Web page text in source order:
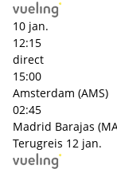
10 jan.
12:15
direct
15:00
Amsterdam (AMS)
02:45
Madrid Barajas
Terugreis 12 jan.